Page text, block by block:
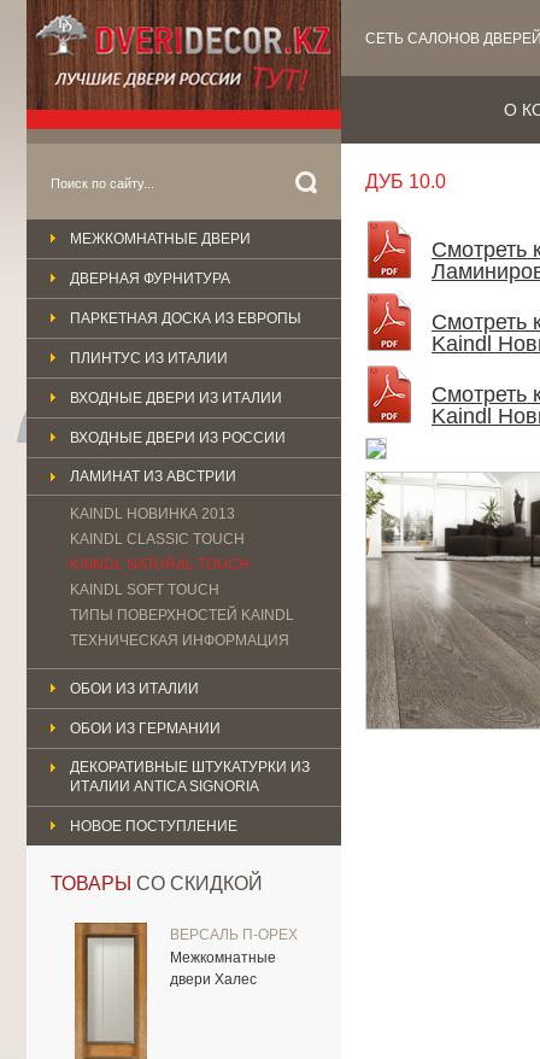
СЕТЬ САЛОНОВ
О
МЕЖКОМНАТНЫЕ ДВЕРИ
ДВЕРНАЯ ФУРНИТУРА
ПАРКЕТНАЯ ДОСКА ИЗ ЕВРОПЫ
ПЛИНТУС ИЗ ИТАЛИИ
ВХОДНЫЕ ДВЕРИ ИЗ ИТАЛИИ
ВХОДНЫЕ ДВЕРИ ИЗ РОССИИ
ЛАМИНАТ ИЗ АВСТРИИ
KAINDL НОВИНКА 2013
KAINDL CLASSIС TOUCH
KAINDL NATURAL TOUCH
KAINDL SOFT TOUCH
ТИПЫ ПОВЕРХНОСТЕЙ KAINDL
ТЕХНИЧЕСКАЯ ИНФОРМАЦИЯ
ОБОИ ИЗ ИТАЛИИ
ОБОИ ИЗ ГЕРМАНИИ
ДЕКОРАТИВНЫЕ ШТУКАТУРКИ ИЗ
ИТАЛИИ ANTICA SIGNORIA
НОВОЕ ПОСТУПЛЕНИЕ
ТОВАРЫ СО СКИДКОЙ
ВЕРСАЛЬ П-ОРЕХ
Межкомнатные
двери Халес
ДУБ 10.0
Смотреть
Смотреть
Kaindl
Смотреть
Kaindl